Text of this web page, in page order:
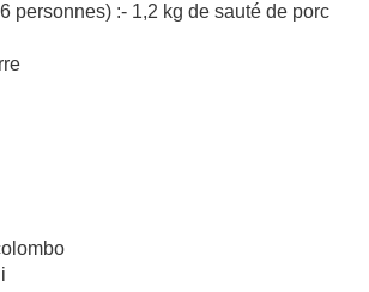
personnes) :- 1,2 kg de sauté de porc